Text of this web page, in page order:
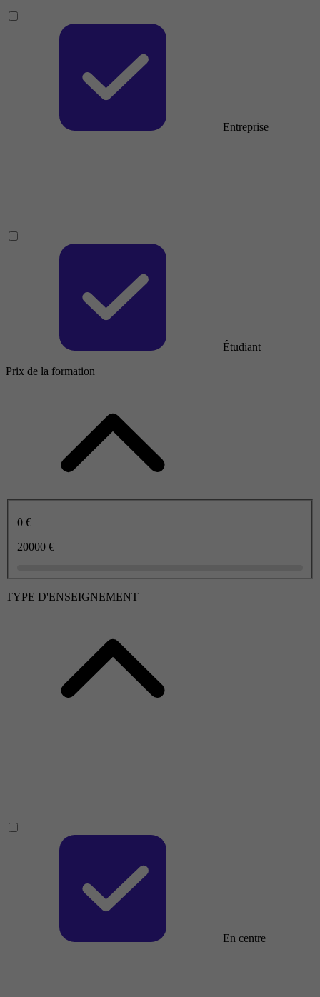
Entreprise
Étudiant
Prix de la formation
0 €
20000 €
TYPE D'ENSEIGNEMENT
En centre